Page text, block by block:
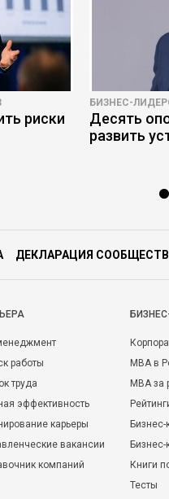
риски
БИЗНЕС-
Десять
развить
ДЕКЛАРАЦИЯ
работы
труда
эффективность
карьеры
вакансии
компаний
MBA в
MBA
Бизнес-
Книги
Тесты